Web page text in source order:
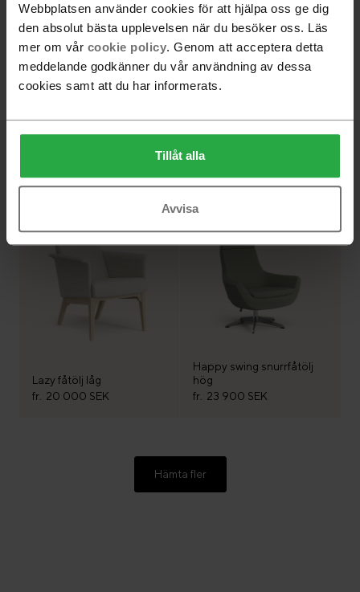
Webbplatsen använder cookies för att hjälpa oss ge dig
den absolut bästa upplevelsen när du besöker oss. Läs
mer om vår cookie policy. Genom att acceptera detta
meddelande godkänner du vår användning av dessa
cookies samt att du har informerats.
Tillåt alla
Avvisa
Amstelle fåtölj med träben
Lazy fåtölj låg
fr. 20 000 SEK
Happy swing snurrfåtölj
hög
fr. 23 900 SEK
Hämta fler